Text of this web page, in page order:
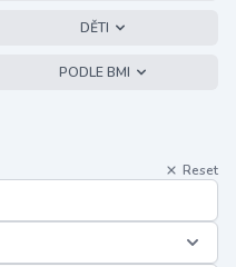
DĚTI
PODLE BMI
Reset